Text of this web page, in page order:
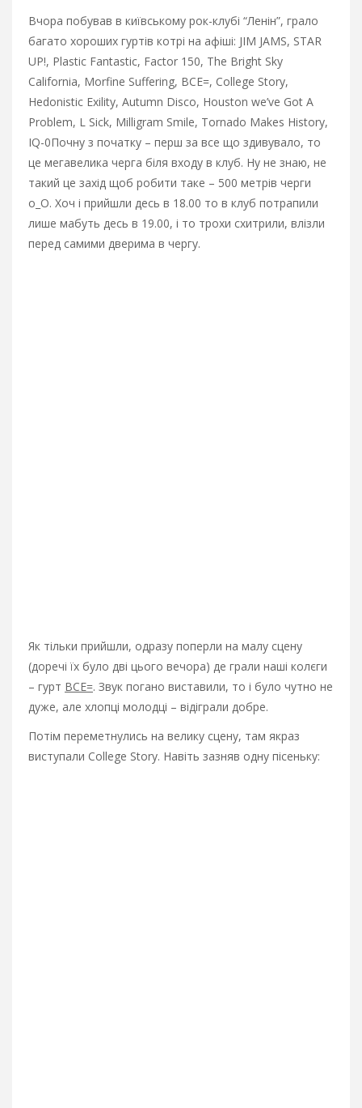
Вчора побував в київському рок-клубі “Ленін”, грало
багато хороших гуртів котрі на афіші: JIM JAMS, STAR
UP!, Plastic Fantastic, Factor 150, The Bright Sky
California, Morfine Suffering, BCE=, College Story,
Hedonistic Exility, Autumn Disco, Houston we’ve Got A
Problem, L Sick, Milligram Smile, Tornado Makes History,
IQ-0Почну з початку – перш за все що здивувало, то
це мегавелика черга біля входу в клуб. Ну не знаю, не
такий це захід щоб робити таке – 500 метрів черги
о_О. Хоч і прийшли десь в 18.00 то в клуб потрапили
лише мабуть десь в 19.00, і то трохи схитрили, влізли
перед самими дверима в чергу.
Як тільки прийшли, одразу поперли на малу сцену
(доречі їх було дві цього вечора) де грали наші колєги
– гурт ВСЕ=. Звук погано виставили, то і було чутно не
дуже, але хлопці молодці – відіграли добре.
Потім переметнулись на велику сцену, там якраз
виступали College Story. Навіть зазняв одну пісеньку: